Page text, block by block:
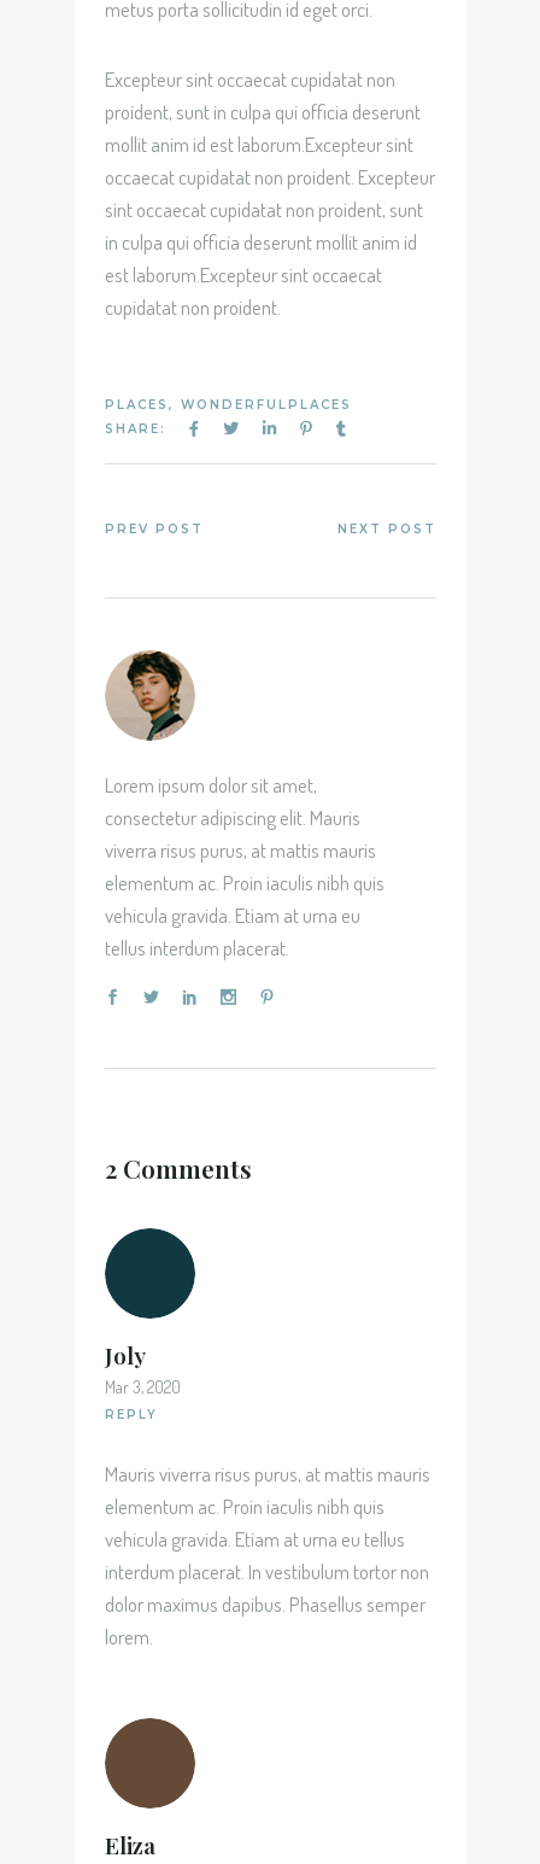
metus porta sollicitudin id eget orci.
Excepteur sint occaecat cupidatat non
proident, sunt in culpa qui officia deserunt
mollit anim id est laborum.Excepteur sint
occaecat cupidatat non proident. Excepteur
sint occaecat cupidatat non proident, sunt
in culpa qui officia deserunt mollit anim id
est laborum.Excepteur sint occaecat
cupidatat non proident.
PLACES ,
WONDERFULPLACES
SHARE:
PREV POST NEXT POST
Lorem ipsum dolor sit amet,
consectetur adipiscing elit. Mauris
viverra risus purus, at mattis mauris
elementum ac. Proin iaculis nibh quis
vehicula gravida. Etiam at urna eu
tellus interdum placerat.
2 Comments
Joly
Mar 3, 2020
REPLY
Mauris viverra risus purus, at mattis mauris
elementum ac. Proin iaculis nibh quis
vehicula gravida. Etiam at urna eu tellus
interdum placerat. In vestibulum tortor non
dolor maximus dapibus. Phasellus semper
lorem.
Eliza